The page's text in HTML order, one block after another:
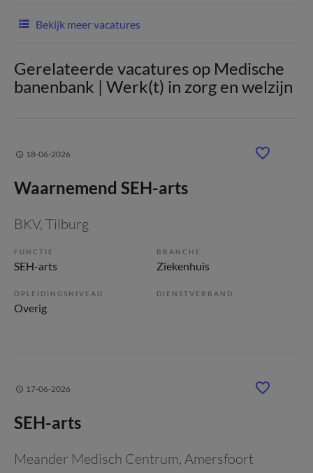
Bekijk meer vacatures
Gerelateerde vacatures op Medische
banenbank | Werk(t) in zorg en welzijn
18-06-2026
Waarnemend SEH-arts
BKV, Tilburg
FUNCTIE
SEH-arts
BRANCHE
Ziekenhuis
OPLEIDINGSNIVEAU
Overig
DIENSTVERBAND
17-06-2026
SEH-arts
Meander Medisch Centrum, Amersfoort